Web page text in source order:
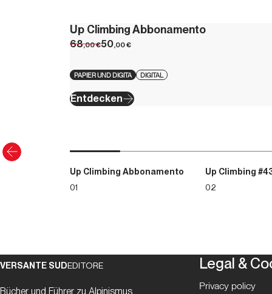
Up Climbing Abbonamento
68,00€50,00€
PAPIER UND DIGITA DIGITAL
Entdecken
Up Climbing Abbonamento
01
Up Climbing
02
VERSANTE SUDEDITORE
Bücher und Führer zu Alpinismus,
Legal &
Privacy policy